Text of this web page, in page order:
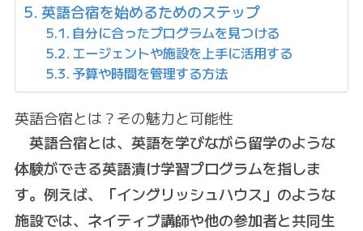
英語合宿を始めるためのステップ
自分に合ったプログラムを見つける
エージェントや施設を上手に活用する
予算や時間を管理する方法
英語合宿とは？その魅力と可能性
英語合宿とは、英語を学びながら留学のような
体験ができる英語漬け学習プログラムを指しま
す。例えば、「イングリッシュハウス」のような
施設では、ネイティブ講師や他の参加者と共同生